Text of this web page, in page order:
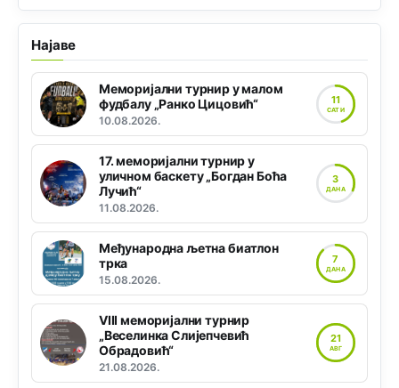
Најаве
Меморијални турнир у малом
фудбалу „Ранко Цицовић“
10.08.2026.
11
САТИ
17. меморијални турнир у
уличном баскету „Богдан Боћа
Лучић“
11.08.2026.
3
ДАНА
Међународна љетна биатлон
трка
15.08.2026.
7
ДАНА
VIII меморијални турнир
„Веселинка Слијепчевић
Обрадовић“
21.08.2026.
21
АВГ